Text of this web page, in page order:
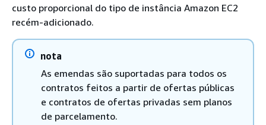
custo proporcional do tipo de instância Amazon EC2
recém-adicionado.
nota
As emendas são suportadas para todos os
contratos feitos a partir de ofertas públicas
e contratos de ofertas privadas sem planos
de parcelamento.